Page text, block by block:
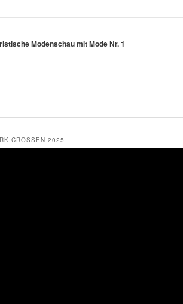
Modenschau mit Mode Nr. 1
CROSSEN 2025